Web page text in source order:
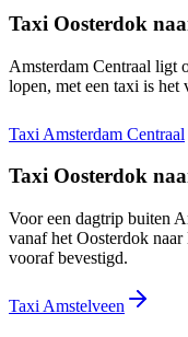
Taxi Oosterdok
Amsterdam Centraal ligt
lopen, met een taxi is het
Taxi Amsterdam Centraal
Taxi Oosterdok
Voor een dagtrip buiten
vanaf het Oosterdok
vooraf bevestigd.
Taxi Amstelveen